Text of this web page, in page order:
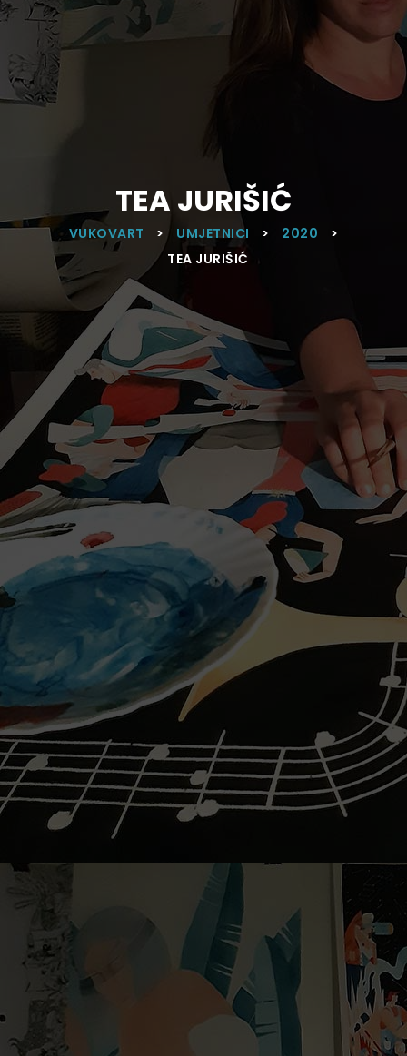
TEA JURIŠIĆ
VUKOVART > UMJETNICI > 2020
>
TEA JURIŠIĆ